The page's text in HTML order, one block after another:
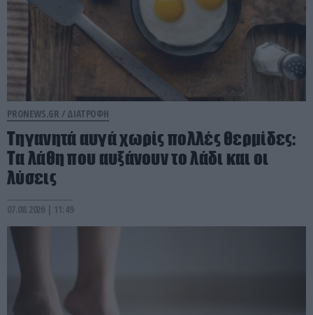
PRONEWS.GR / ΔΙΑΤΡΟΦΗ
Τηγανητά αυγά χωρίς πολλές θερμίδες:
Τα λάθη που αυξάνουν το λάδι και οι
λύσεις
07.08.2026 | 11:49